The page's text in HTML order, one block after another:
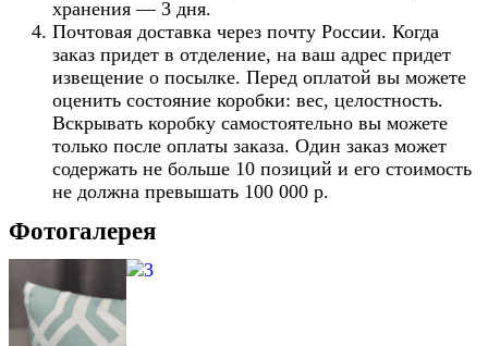
хранения — 3 дня.
Почтовая доставка через почту России. Когда
заказ придет в отделение, на ваш адрес придет
извещение о посылке. Перед оплатой вы можете
оценить состояние коробки: вес, целостность.
Вскрывать коробку самостоятельно вы можете
только после оплаты заказа. Один заказ может
содержать не больше 10 позиций и его стоимость
не должна превышать 100 000 р.
Фотогалерея